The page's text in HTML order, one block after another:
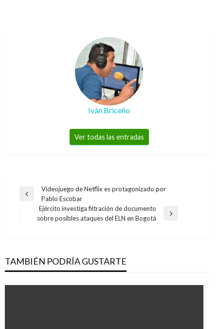
Iván Briceño
Ver todas las entradas
Navegación
entradas
Entrada
anterior
Videojuego de Netflix es protagonizado por
Pablo Escobar
Entrada
Ejército investiga filtración de documento
sobre posibles ataques del ELN en Bogotá
TAMBIÉN PODRÍA GUSTARTE